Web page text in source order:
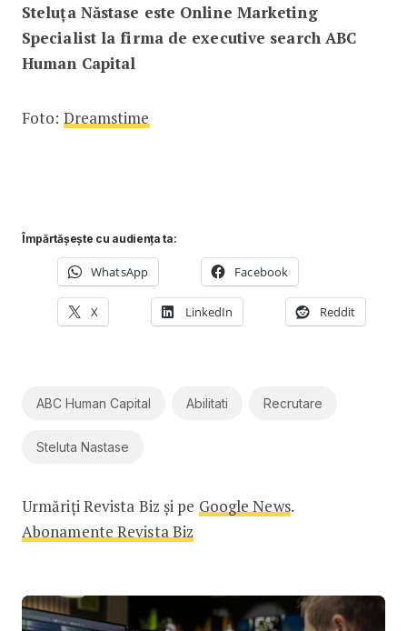
Steluța Năstase este Online Marketing
Specialist la firma de executive search ABC
Human Capital
Foto: Dreamstime
Împărtășește cu audiența ta:
WhatsApp Facebook
X LinkedIn Reddit
ABC Human Capital Abilitati Recrutare
Steluta Nastase
Urmăriți Revista Biz și pe Google News.
Abonamente Revista Biz